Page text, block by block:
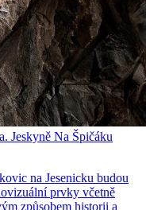
Jeskyně Na Špičáku
na Jesenicku budou
prvky včetně
způsobem historii a